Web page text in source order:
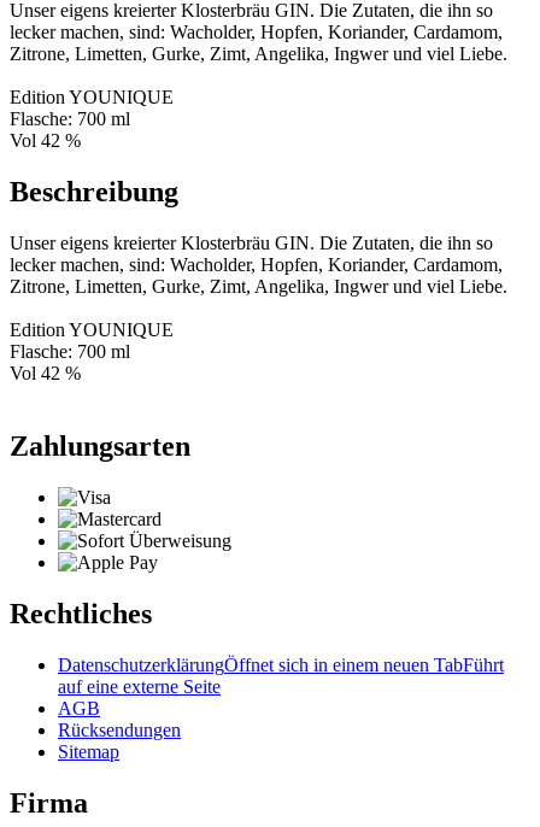
Unser eigens kreierter Klosterbräu GIN. Die Zutaten, die ihn so
lecker machen, sind: Wacholder, Hopfen, Koriander, Cardamom,
Zitrone, Limetten, Gurke, Zimt, Angelika, Ingwer und viel Liebe.
Edition YOUNIQUE
Flasche: 700 ml
Vol 42 %
Beschreibung
Unser eigens kreierter Klosterbräu GIN. Die Zutaten, die ihn so
lecker machen, sind: Wacholder, Hopfen, Koriander, Cardamom,
Zitrone, Limetten, Gurke, Zimt, Angelika, Ingwer und viel Liebe.
Edition YOUNIQUE
Flasche: 700 ml
Vol 42 %
Zahlungsarten
Rechtliches
DatenschutzerklärungÖffnet sich in einem neuen TabFührt
auf eine externe Seite
AGB
Rücksendungen
Sitemap
Firma